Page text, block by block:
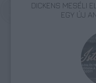
DICKENS MESÉLI
EGY ÚJ